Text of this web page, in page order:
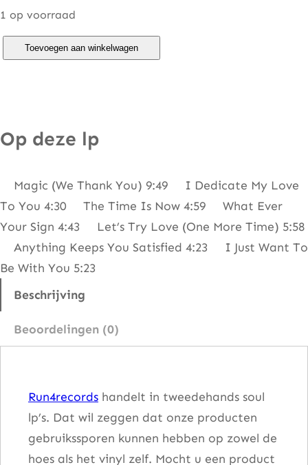
1 op voorraad
e
–
M
g
c
Toevoegen aan winkelwagen
Op deze lp
Magic (We Thank You) 9:49 I Dedicate My Love
To You 4:30 The Time Is Now 4:59 What Ever
Your Sign 4:43 Let’s Try Love (One More Time) 5:58
Anything Keeps You Satisfied 4:23 I Just Want To
Be With You 5:23
Beschrijving
Beoordelingen (0)
Run4records handelt in tweedehands soul
lp’s. Dat wil zeggen dat onze producten
gebruikssporen kunnen hebben op zowel de
hoes als het vinyl zelf. Mocht u een product